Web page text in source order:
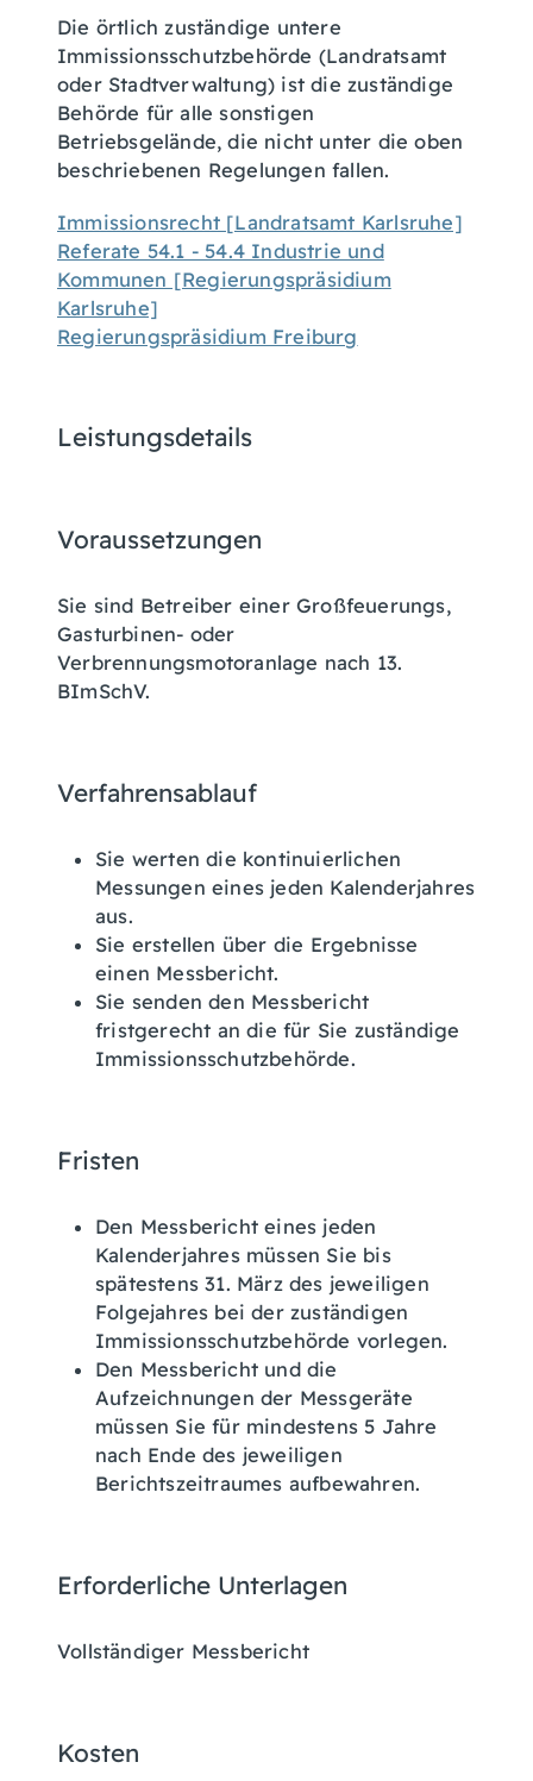
Die örtlich zuständige untere
Immissionsschutzbehörde (Landratsamt
oder Stadtverwaltung) ist die zuständige
Behörde für alle sonstigen
Betriebsgelände, die nicht unter die oben
beschriebenen Regelungen fallen.
Immissionsrecht [Landratsamt Karlsruhe]
Referate 54.1 - 54.4 Industrie und
Kommunen [Regierungspräsidium
Karlsruhe]
Regierungspräsidium Freiburg
Leistungsdetails
Voraussetzungen
Sie sind Betreiber einer Großfeuerungs,
Gasturbinen- oder
Verbrennungsmotoranlage nach 13.
BImSchV.
Verfahrensablauf
Sie werten die kontinuierlichen
Messungen eines jeden Kalenderjahres
aus.
Sie erstellen über die Ergebnisse
einen Messbericht.
Sie senden den Messbericht
fristgerecht an die für Sie zuständige
Immissionsschutzbehörde.
Fristen
Den Messbericht eines jeden
Kalenderjahres müssen Sie bis
spätestens 31. März des jeweiligen
Folgejahres bei der zuständigen
Immissionsschutzbehörde vorlegen.
Den Messbericht und die
Aufzeichnungen der Messgeräte
müssen Sie für mindestens 5 Jahre
nach Ende des jeweiligen
Berichtszeitraumes aufbewahren.
Erforderliche Unterlagen
Vollständiger Messbericht
Kosten